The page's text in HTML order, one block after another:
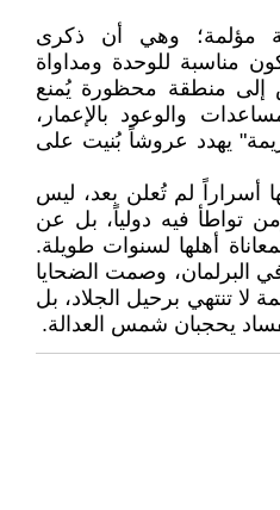
مؤلمة؛ وهي أن ذكرى
مناسبة للوحدة ومداواة
إلى منطقة محظورة يُمنع
والوعود بالإعمار،
يهدد عروشاً بُنيت على
لم تُعلن بعد، ليس
تواطأ فيه دولياً، بل عن
أهلها لسنوات طويلة.
البرلمان، وصمت الضحايا
لا تنتهي برحيل الجلاد، بل
يحجبان شمس العدالة.